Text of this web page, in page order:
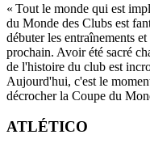
« Tout le monde qui est
du Monde des Clubs est
débuter les entraînements
prochain. Avoir été sacré
de l'histoire du club est
Aujourd'hui, c'est le
décrocher la Coupe du
ATLÉTICO